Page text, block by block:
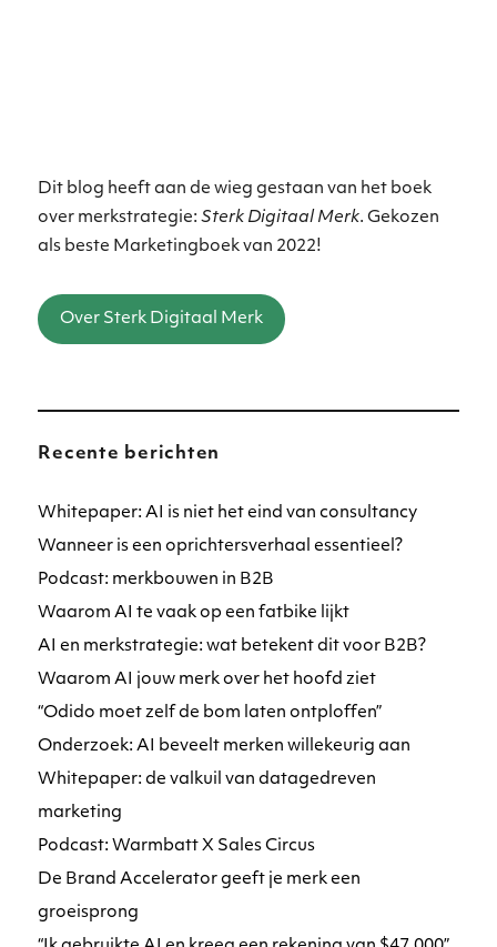
Dit blog heeft aan de wieg gestaan van het boek
over merkstrategie:Sterk Digitaal Merk. Gekozen
als beste Marketingboek van 2022!
Over Sterk Digitaal Merk
Recente berichten
Whitepaper: AI is niet het eind van consultancy
Wanneer is een oprichtersverhaal essentieel?
Podcast: merkbouwen in B2B
Waarom AI te vaak op een fatbike lijkt
AI en merkstrategie: wat betekent dit voor B2B?
Waarom AI jouw merk over het hoofd ziet
“Odido moet zelf de bom laten ontploffen”
Onderzoek: AI beveelt merken willekeurig aan
Whitepaper: de valkuil van datagedreven
marketing
Podcast: Warmbatt X Sales Circus
De Brand Accelerator geeft je merk een
groeisprong